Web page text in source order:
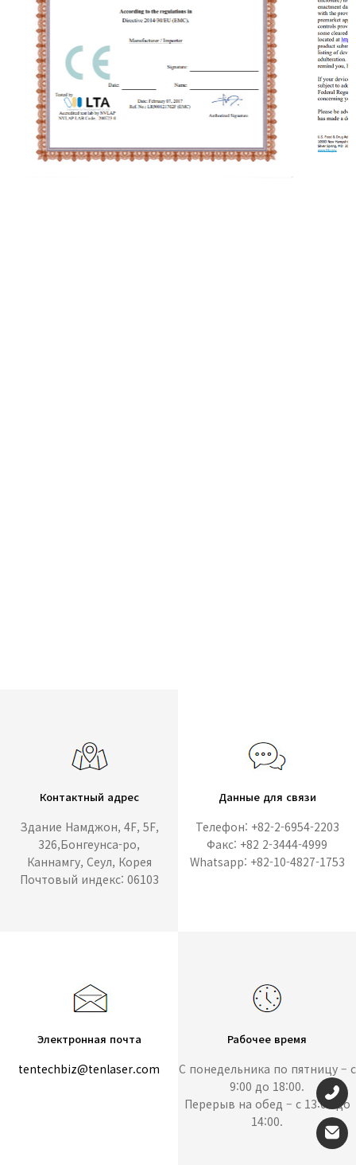
Контактный адрес
Здание Намджон, 4F, 5F,
326,Бонгеунса-ро,
Каннамгу, Сеул, Корея
Почтовый индекс: 06103
Данные для связи
Телефон: +82-2-6954-2203
Факс: +82 2-3444-4999
Whatsapp: +82-10-4827-1753
Электронная почта
tentechbiz@tenlaser.com
Рабочее время
С понедельника по пятницу – с
9:00 до 18:00.
Перерыв на обед – с 13:00 до
14:00.